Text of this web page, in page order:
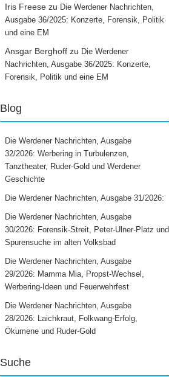
Iris Freese zu Die Werdener Nachrichten,
Ausgabe 36/2025: Konzerte, Forensik, Politik
und eine EM
Ansgar Berghoff zu Die Werdener
Nachrichten, Ausgabe 36/2025: Konzerte,
Forensik, Politik und eine EM
Blog
Die Werdener Nachrichten, Ausgabe
32/2026: Werbering in Turbulenzen,
Tanztheater, Ruder-Gold und Werdener
Geschichte
Die Werdener Nachrichten, Ausgabe 31/2026:
Die Werdener Nachrichten, Ausgabe
30/2026: Forensik-Streit, Peter-Ulner-Platz und
Spurensuche im alten Volksbad
Die Werdener Nachrichten, Ausgabe
29/2026: Mamma Mia, Propst-Wechsel,
Werbering-Ideen und Feuerwehrfest
Die Werdener Nachrichten, Ausgabe
28/2026: Laichkraut, Folkwang-Erfolg,
Ökumene und Ruder-Gold
Suche